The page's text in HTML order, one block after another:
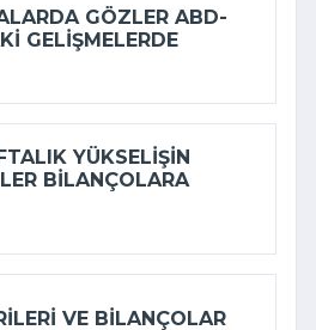
GÖZLER ABD-
GELIŞMELERDE
YÜKSELIŞIN
BILANÇOLARA
VE BILANÇOLAR